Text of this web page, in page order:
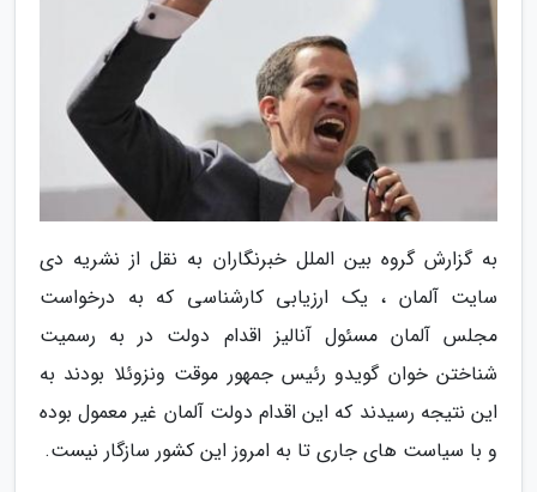
به گزارش گروه بین الملل خبرنگاران به نقل از نشریه دی
سایت آلمان ، یک ارزیابی کارشناسی که به درخواست
مجلس آلمان مسئول آنالیز اقدام دولت در به رسمیت
شناختن خوان گویدو رئیس جمهور موقت ونزوئلا بودند به
این نتیجه رسیدند که این اقدام دولت آلمان غیر معمول بوده
و با سیاست های جاری تا به امروز این کشور سازگار نیست.